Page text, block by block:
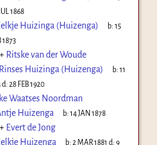
1868
Huizinga (Huizenga) b:15
1873
+ Ritske van der Woude
Huizinga (Huizenga) b:11
d: 28 FEB 1920
Waatses Noordman
Huizenga b:14 JAN 1878
+ Evert de Jong
Huizenga b:2 MAR 1881 d:9